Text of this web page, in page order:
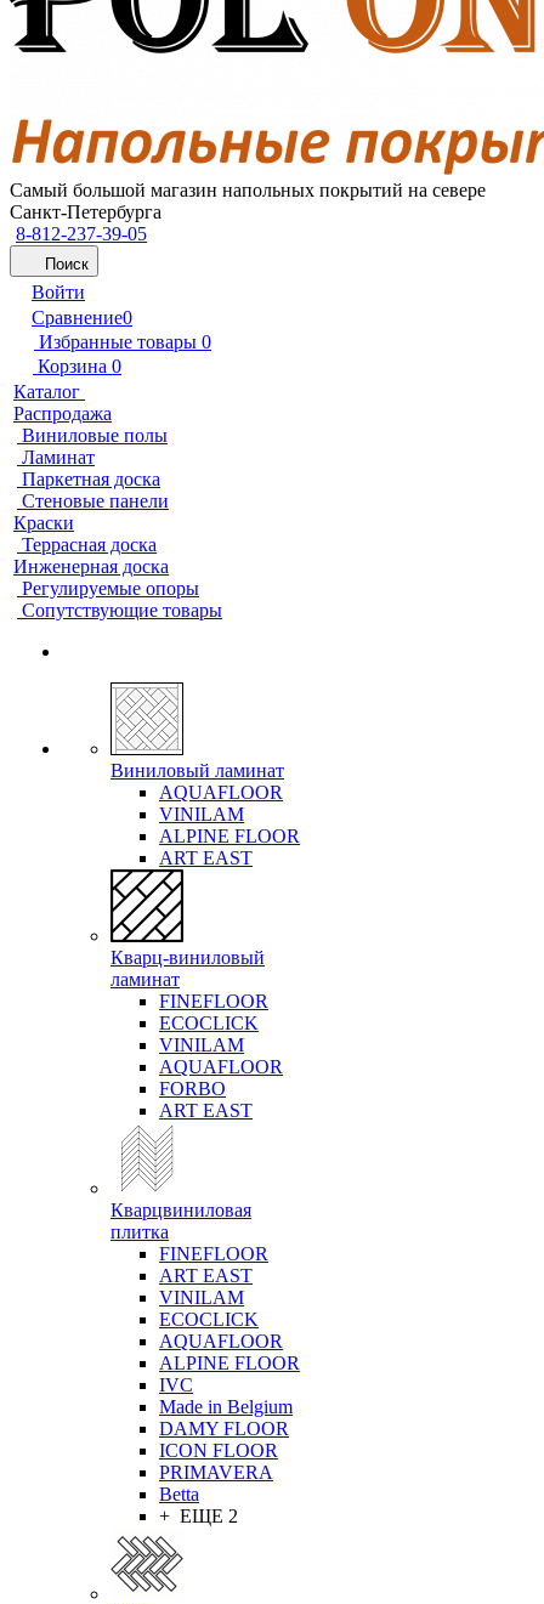
Самый большой магазин напольных покрытий на севере
Санкт-Петербурга
8-812-237-39-05
Поиск
Войти
Сравнение0
Избранные товары 0
Корзина 0
Каталог
Распродажа
Виниловые полы
Ламинат
Паркетная доска
Стеновые панели
Краски
Террасная доска
Инженерная доска
Регулируемые опоры
Сопутствующие товары
Виниловый ламинат
AQUAFLOOR
VINILAM
ALPINE FLOOR
ART EAST
Кварц-виниловый
ламинат
FINEFLOOR
ECOCLICK
VINILAM
AQUAFLOOR
FORBO
ART EAST
Кварцвиниловая
плитка
FINEFLOOR
ART EAST
VINILAM
ECOCLICK
AQUAFLOOR
ALPINE FLOOR
IVC
Made in Belgium
DAMY FLOOR
ICON FLOOR
PRIMAVERA
Betta
+ ЕЩЕ 2